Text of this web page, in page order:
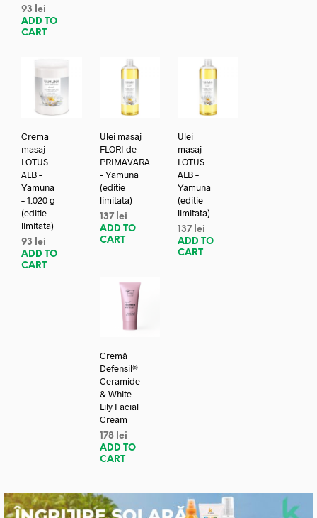
93
lei
ADD TO
CART
Crema
masaj
LOTUS
ALB –
Yamuna
– 1.020 g
(editie
limitata)
93
lei
ADD TO
CART
Ulei masaj
FLORI de
PRIMAVARA
– Yamuna
(editie
limitata)
137 lei
ADD TO
CART
Ulei
masaj
LOTUS
ALB –
Yamuna
(editie
limitata)
137 lei
ADD TO
CART
Cremă
Defensil®
Ceramide
& White
Lily Facial
Cream
178 lei
ADD TO
CART